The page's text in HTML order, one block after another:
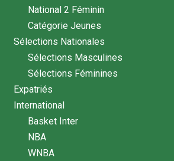
National 2 Féminin
Catégorie Jeunes
Sélections Nationales
Sélections Masculines
Sélections Féminines
Expatriés
International
Basket Inter
NBA
WNBA